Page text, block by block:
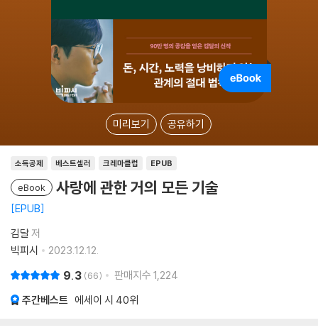
미리보기 공유하기
소득공제 베스트셀러 크레마클럽 EPUB
eBook 사랑에 관한 거의 모든 기술
EPUB
김달저
빅피시
2023.12.12.
9.3 66 판매지수 1,224
주간베스트 에세이 시 40위